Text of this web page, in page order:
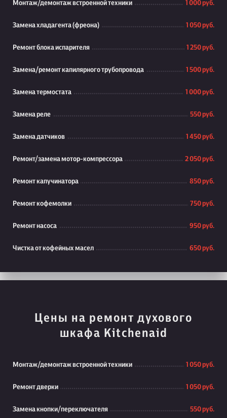
Монтаж/демонтаж встроенной техники 1 000 руб.
Замена хладагента (фреона) 1 050 руб.
Ремонт блока испарителя 1 250 руб.
Замена/ремонт капилярного трубопровода 1 500 руб.
Замена термостата 1 000 руб.
Замена реле 550 руб.
Замена датчиков 1 450 руб.
Ремонт/замена мотор-компрессора 2 050 руб.
Ремонт капучинатора 850 руб.
Ремонт кофемолки 750 руб.
Ремонт насоса 950 руб.
Чистка от кофейных масел 650 руб.
Цены на ремонт духового
шкафа Kitchenaid
Монтаж/демонтаж встроенной техники 1 050 руб.
Ремонт дверки 1 050 руб.
Замена кнопки/переключателя 550 руб.